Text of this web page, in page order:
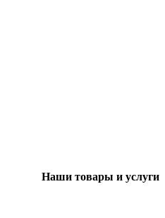
Наши товары и услуги